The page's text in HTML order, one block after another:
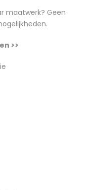
maatwerk? Geen
>>